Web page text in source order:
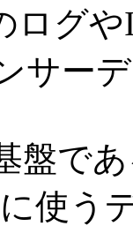
ログ
サー
盤で
に使